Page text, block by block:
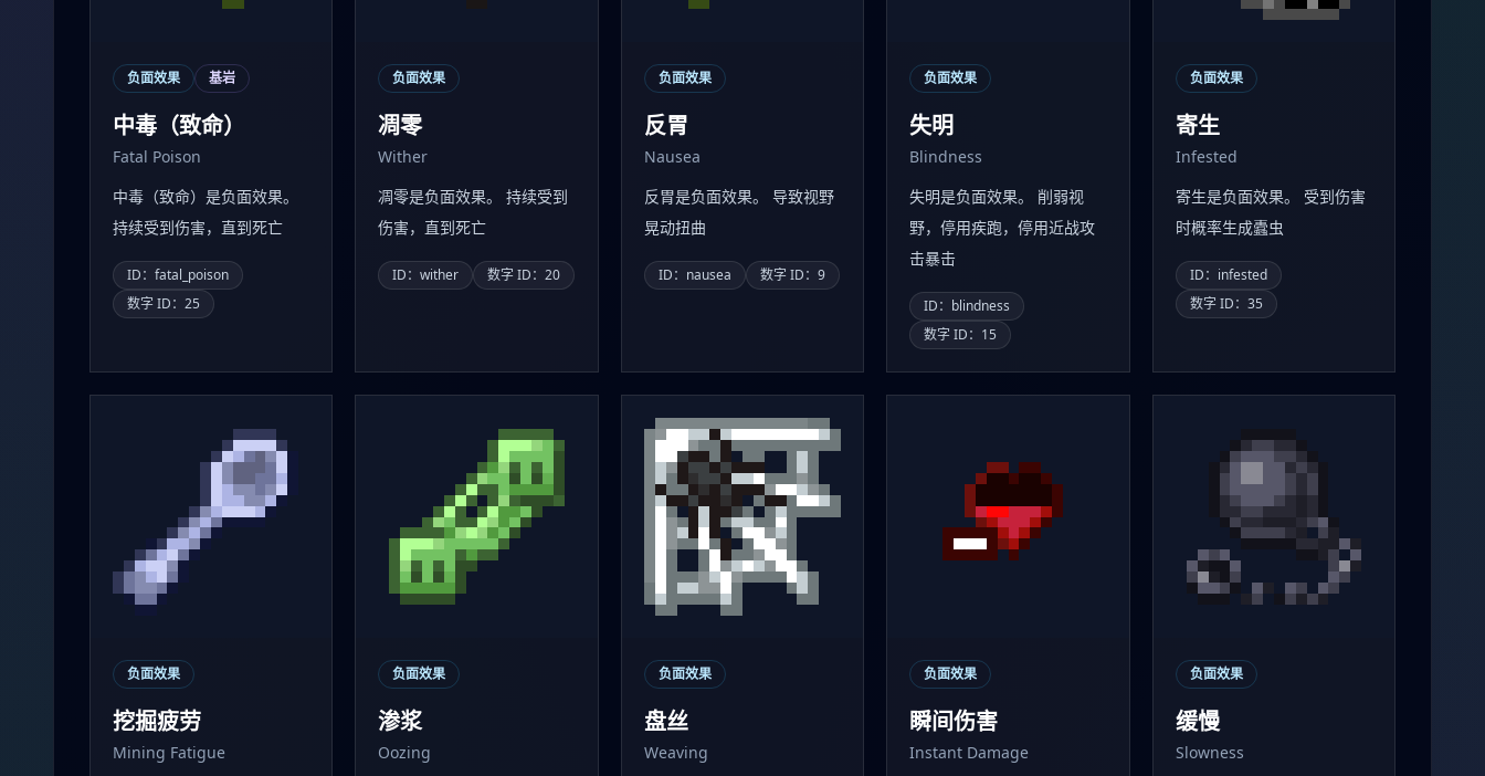
负面效果 基岩
中毒（致命）
Fatal Poison
中毒（致命）是负面效果。
持续受到伤害，直到死亡
ID：fatal_poison
数字 ID：25
负面效果
凋零
Wither
凋零是负面效果。 持续受到
伤害，直到死亡
ID：wither 数字 ID：20
负面效果
反胃
Nausea
反胃是负面效果。 导致视野
晃动扭曲
ID：nausea 数字 ID：9
负面效果
失明
Blindness
失明是负面效果。 削弱视
野，停用疾跑，停用近战攻
击暴击
ID：blindness
数字 ID：15
负面效果
寄生
Infested
寄生是负面效果。 受到伤害
时概率生成蠹虫
ID：infested
数字 ID：35
负面效果
挖掘疲劳
Mining Fatigue
负面效果
渗浆
Oozing
负面效果
盘丝
Weaving
负面效果
瞬间伤害
Instant Damage
负面效果
缓慢
Slowness